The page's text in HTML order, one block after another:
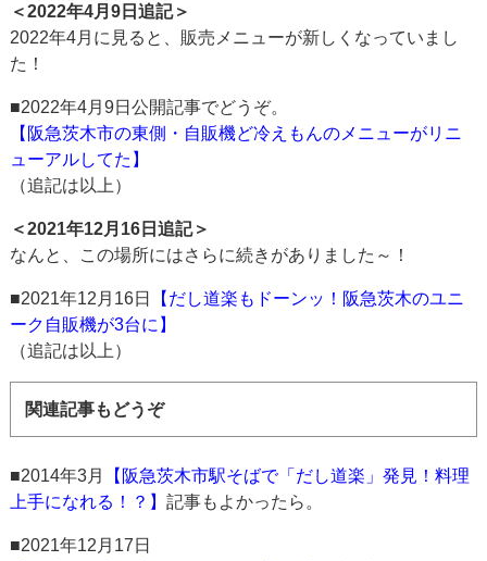
＜2022年4月9日追記＞
2022年4月に見ると、販売メニューが新しくなっていまし
た！
■2022年4月9日公開記事でどうぞ。
【阪急茨木市の東側・自販機ど冷えもんのメニューがリニ
ューアルしてた】
（追記は以上）
＜2021年12月16日追記＞
なんと、この場所にはさらに続きがありました～！
■2021年12月16日
【だし道楽もドーンッ！阪急茨木のユニ
ーク自販機が3台に】
（追記は以上）
関連記事もどうぞ
■2014年3月
【阪急茨木市駅そばで「だし道楽」発見！料理
上手になれる！？】記事もよかったら。
■2021年12月17日